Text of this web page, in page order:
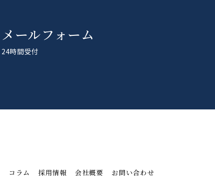
メールフォーム
24時間受付
コラム 採用情報 会社概要 お問い合わせ